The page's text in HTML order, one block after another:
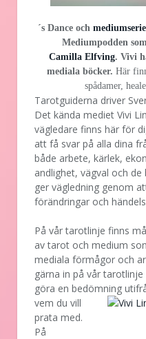
´s Dance och
Mediumpodden
Camilla Elfving. Vivi
mediala böcker. Här
spådamer,
Tarotguiderna driver
Det kända mediet Vivi
vägledare finns här för
att få svar på alla dina
både arbete, kärlek,
andlighet, vägval och
ger vägledning genom
förändringar och
På vår tarotlinje finns
av tarot och medium
mediala förmågor och
gärna in på vår
göra en bedömning
vem du vill
prata med.
På